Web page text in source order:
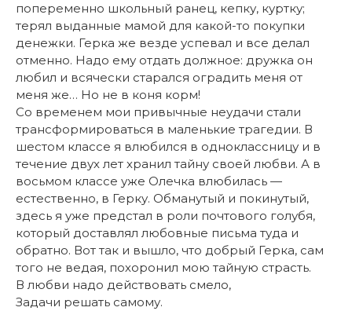
попеременно школьный ранец, кепку, куртку;
терял выданные мамой для какой-то покупки
денежки. Герка же везде успевал и все делал
отменно. Надо ему отдать должное: дружка он
любил и всячески старался оградить меня от
меня же… Но не в коня корм!
Со временем мои привычные неудачи стали
трансформироваться в маленькие трагедии. В
шестом классе я влюбился в одноклассницу и в
течение двух лет хранил тайну своей любви. А в
восьмом классе уже Олечка влюбилась —
естественно, в Герку. Обманутый и покинутый,
здесь я уже предстал в роли почтового голубя,
который доставлял любовные письма туда и
обратно. Вот так и вышло, что добрый Герка, сам
того не ведая, похоронил мою тайную страсть.
В любви надо действовать смело,
Задачи решать самому.